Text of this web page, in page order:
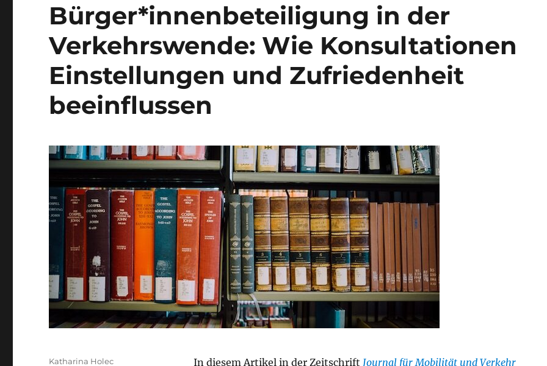
Bürger*innenbeteiligung in der
Verkehrswende: Wie Konsultationen
Einstellungen und Zufriedenheit
beeinflussen
In diesem Artikel in der Zeitschrift Journal für Mobilität und Verkehr
Autor
Katharina Holec